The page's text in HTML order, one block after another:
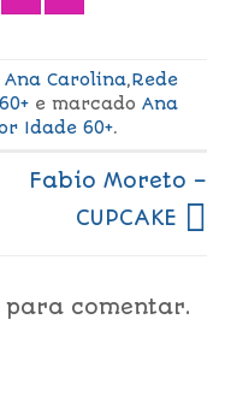
Ana Carolina,Rede
e marcado Ana
Idade 60+.
Fabio Moreto –
CUPCAKE
para comentar.